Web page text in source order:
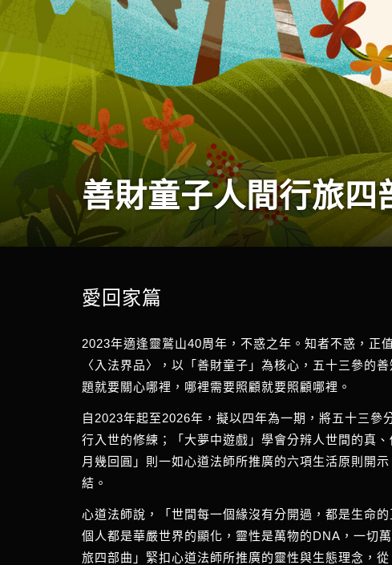
善財童子人間行旅四
愛回家篇
2023年適逢靈鷲山40周年，不惑之年。知者不惑，正
〈入法界品〉，以「善財童子」為核心，五十三參的
題就要關心哪裡，哪裡需要照顧就要照顧哪裡。
自2023年起至2026年，擬以四年為一期，將五十三
行入世的修練；「大夢中遊戲」學會分辨人世間的真
月幾回圓」則一如心道法師所推廣的六項生活原則開
結。
心道法師說，「世間每一個緣沒有分開過，都是生命
個人都是華嚴世界的顯化，靈性是萬物的DNA，一切
旅四部曲」緊扣心道法師所推廣的靈性與生態理念，